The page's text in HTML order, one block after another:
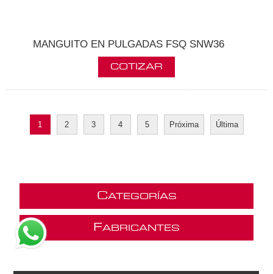
MANGUITO EN PULGADAS FSQ SNW36
1 2 3 4 5 Próxima Última
CATEGORÍAS
FABRICANTES